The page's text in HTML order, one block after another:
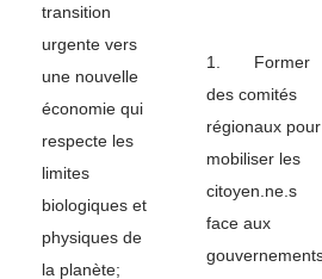
transition
urgente vers
une nouvelle
économie qui
respecte les
limites
biologiques et
physiques de
la planète;
1. Former
des comités
régionaux pour
mobiliser les
citoyen.ne.s
face aux